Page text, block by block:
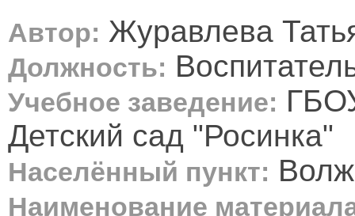
Автор: Журавлева
Должность:
Учебное заведение:
Детский сад "Росинка"
Населённый пункт:
Наименование